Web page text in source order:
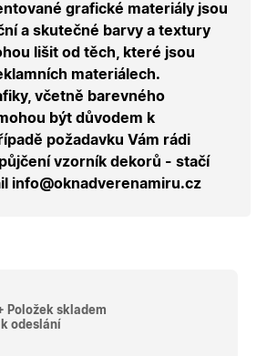
grafické materiály jsou
a skutečné barvy a textury
lišit od těch, které jsou
materiálech.
včetně barevného
být důvodem k
požadavku Vám rádi
vzorník dekorů - stačí
info@oknadverenamiru.cz
Položek skladem
odeslání